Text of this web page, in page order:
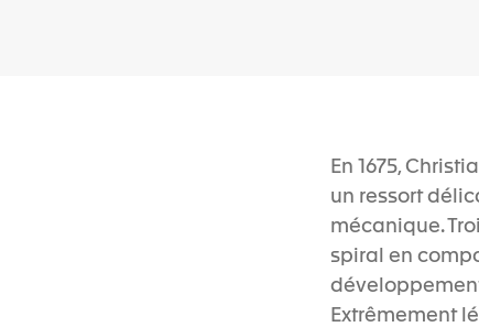
En 1675,
un ressort
mécanique.
spiral en
Extrêmement